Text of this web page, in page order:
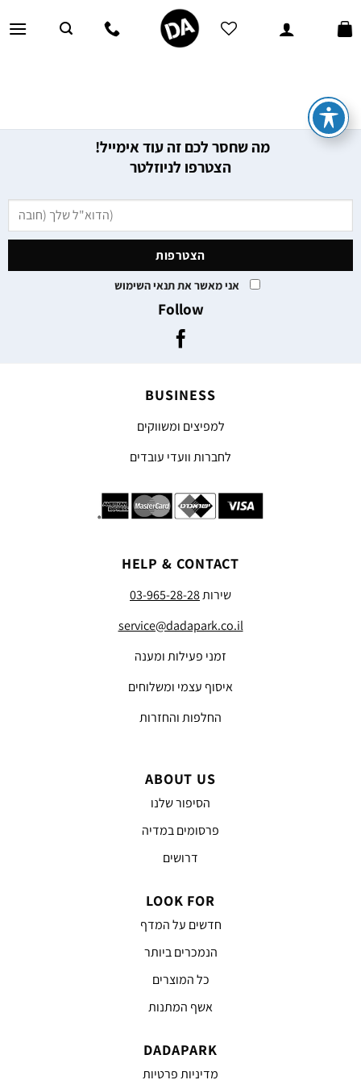
מה שחסר לכם זה עוד אימייל!
הצטרפו לניוזלטר
אני מאשר את תנאי השימוש
Follow
BUSINESS
למפיצים ומשווקים
לחברות וועדי עובדים
HELP & CONTACT
שירות03-965-28-28
service@dadapark.co.il
זמני פעילות ומענה
איסוף עצמי ומשלוחים
החלפות והחזרות
ABOUT US
הסיפור שלנו
פרסומים במדיה
דרושים
LOOK FOR
חדשים על המדף
הנמכרים ביותר
כל המוצרים
אשף המתנות
DADAPARK
מדיניות פרטיות